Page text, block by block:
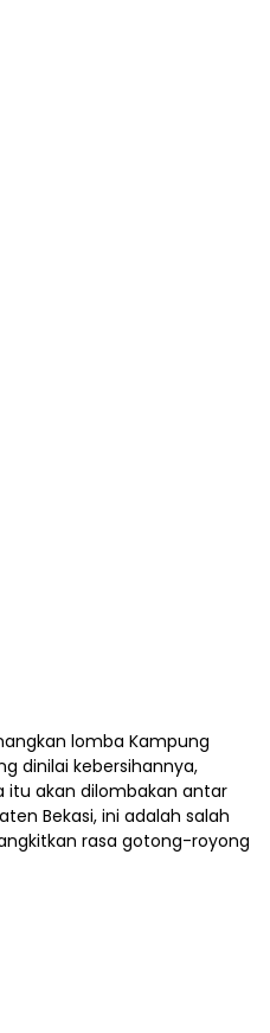
lomba Kampung
dinilai kebersihannya,
itu akan dilombakan antar
Bekasi, ini adalah salah
rasa gotong-royong